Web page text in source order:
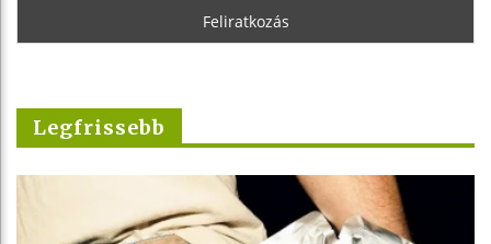
Legfrissebb